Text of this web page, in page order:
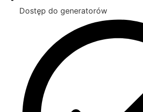
Dostęp do generatorów